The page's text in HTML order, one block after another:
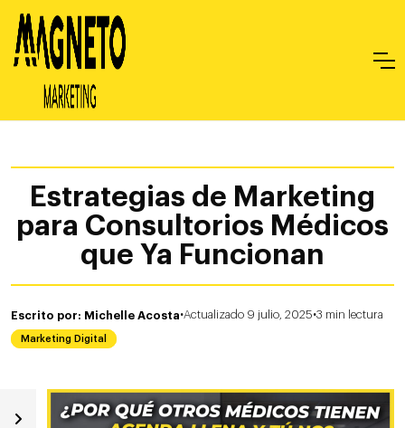
Estrategias de Marketing
para Consultorios Médicos
que Ya Funcionan
Escrito por: Michelle Acosta·Actualizado 9 julio, 2025·3 min lectura
Marketing Digital